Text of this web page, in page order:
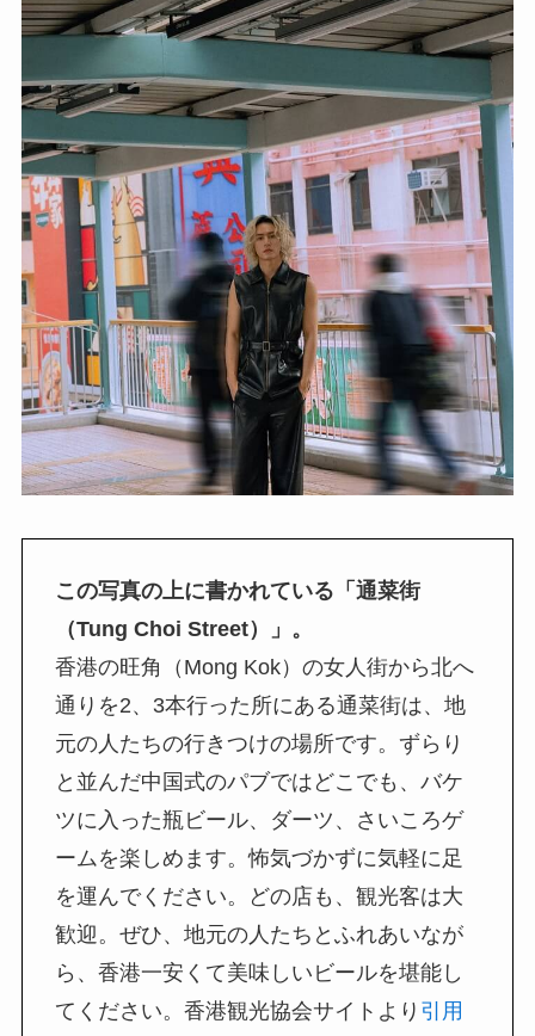
この写真の上に書かれている「通菜街
（Tung Choi Street）」。
香港の旺角（Mong Kok）の女人街から北へ
通りを2、3本行った所にある通菜街は、地
元の人たちの行きつけの場所です。ずらり
と並んだ中国式のパブではどこでも、バケ
ツに入った瓶ビール、ダーツ、さいころゲ
ームを楽しめます。怖気づかずに気軽に足
を運んでください。どの店も、観光客は大
歓迎。ぜひ、地元の人たちとふれあいなが
ら、香港一安くて美味しいビールを堪能し
てください。香港観光協会サイトより 引用